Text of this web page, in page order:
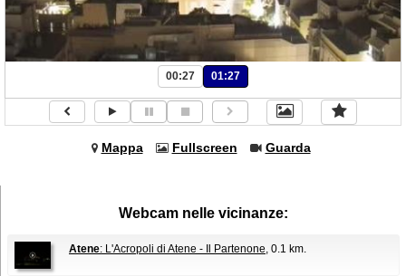
00:27 01:27
Mappa Fullscreen Guarda
Webcam nelle vicinanze:
Atene: L'Acropoli di Atene - Il Partenone , 0.1 km.